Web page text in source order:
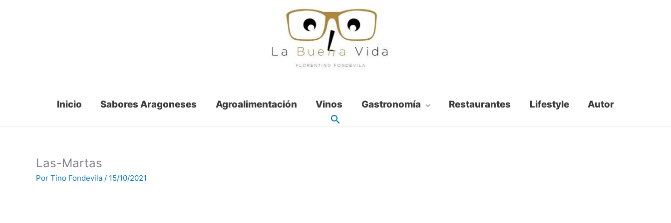
Inicio Sabores Aragoneses Agroalimentación Vinos Gastronomía Restaurantes Lifestyle Autor
Las-Martas
Por Tino Fondevila / 15/10/2021